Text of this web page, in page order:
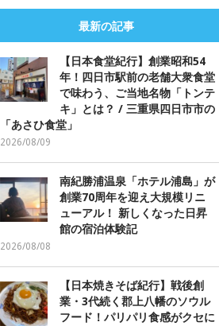
最新の記事
【日本食堂紀行】創業昭和54
年！四日市駅前の老舗大衆食堂
で味わう、ご当地名物「トンテ
キ」とは？ / 三重県四日市市の
「あさひ食堂」
2026/08/09
南紀勝浦温泉「ホテル浦島」が
創業70周年を迎え大規模リニ
ューアル！ 新しくなった日昇
館の宿泊体験記
2026/08/08
【日本焼きそば紀行】戦後創
業・3代続く郡上八幡のソウル
フード！パリパリ食感がクセに